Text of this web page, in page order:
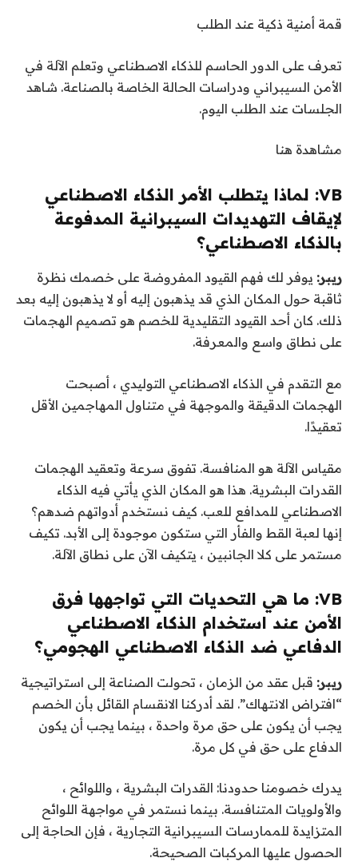
قمة أمنية ذكية عند الطلب
تعرف على الدور الحاسم للذكاء الاصطناعي وتعلم الآلة في
الأمن السيبراني ودراسات الحالة الخاصة بالصناعة. شاهد
الجلسات عند الطلب اليوم.
مشاهدة هنا
VB: لماذا يتطلب الأمر الذكاء الاصطناعي
لإيقاف التهديدات السيبرانية المدفوعة
بالذكاء الاصطناعي؟
ريبر: يوفر لك فهم القيود المفروضة على خصمك نظرة
ثاقبة حول المكان الذي قد يذهبون إليه أو لا يذهبون إليه بعد
ذلك. كان أحد القيود التقليدية للخصم هو تصميم الهجمات
على نطاق واسع والمعرفة.
مع التقدم في الذكاء الاصطناعي التوليدي ، أصبحت
الهجمات الدقيقة والموجهة في متناول المهاجمين الأقل
تعقيدًا.
مقياس الآلة هو المنافسة. تفوق سرعة وتعقيد الهجمات
القدرات البشرية. هذا هو المكان الذي يأتي فيه الذكاء
الاصطناعي للمدافع للعب. كيف نستخدم أدواتهم ضدهم؟
إنها لعبة القط والفأر التي ستكون موجودة إلى الأبد. تكيف
مستمر على كلا الجانبين ، يتكيف الآن على نطاق الآلة.
VB: ما هي التحديات التي تواجهها فرق
الأمن عند استخدام الذكاء الاصطناعي
الدفاعي ضد الذكاء الاصطناعي الهجومي؟
ريبر: قبل عقد من الزمان ، تحولت الصناعة إلى استراتيجية
“افتراض الانتهاك”. لقد أدركنا الانقسام القائل بأن الخصم
يجب أن يكون على حق مرة واحدة ، بينما يجب أن يكون
الدفاع على حق في كل مرة.
يدرك خصومنا حدودنا: القدرات البشرية ، واللوائح ،
والأولويات المتنافسة. بينما نستمر في مواجهة اللوائح
المتزايدة للممارسات السيبرانية التجارية ، فإن الحاجة إلى
الحصول عليها المركبات الصحيحة.